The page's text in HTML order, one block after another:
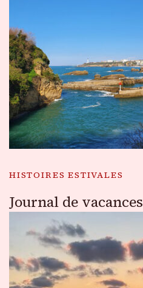
HISTOIRES ESTIVALES
Journal de vacances